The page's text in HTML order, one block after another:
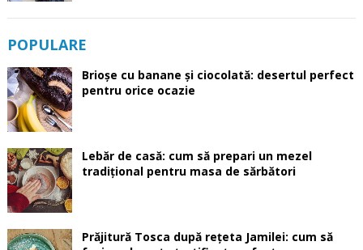
POPULARE
Brioșe cu banane și ciocolată: desertul perfect
pentru orice ocazie
Lebăr de casă: cum să prepari un mezel
tradițional pentru masa de sărbători
Prăjitură Tosca după rețeta Jamilei: cum să